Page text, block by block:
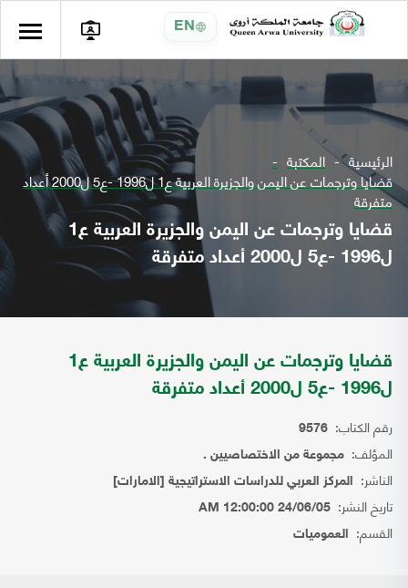
EN
الرئيسية المكتبة
قضايا وترجمات عن اليمن والجزيرة العربية ع1 ل1996 -ع5 ل2000 أعداد
متفرقة
قضايا وترجمات عن اليمن والجزيرة العربية ع1
ل1996 -ع5 ل2000 أعداد متفرقة
قضايا وترجمات عن اليمن والجزيرة العربية ع1
ل1996 -ع5 ل2000 أعداد متفرقة
رقم الكتاب: 9576
المؤلف: مجموعة من الاختصاصيين .
الناشر: المركز العربي للدراسات الاستراتيجية [الامارات]
تاريخ النشر: 24/06/05 12:00:00 AM
القسم: العموميات